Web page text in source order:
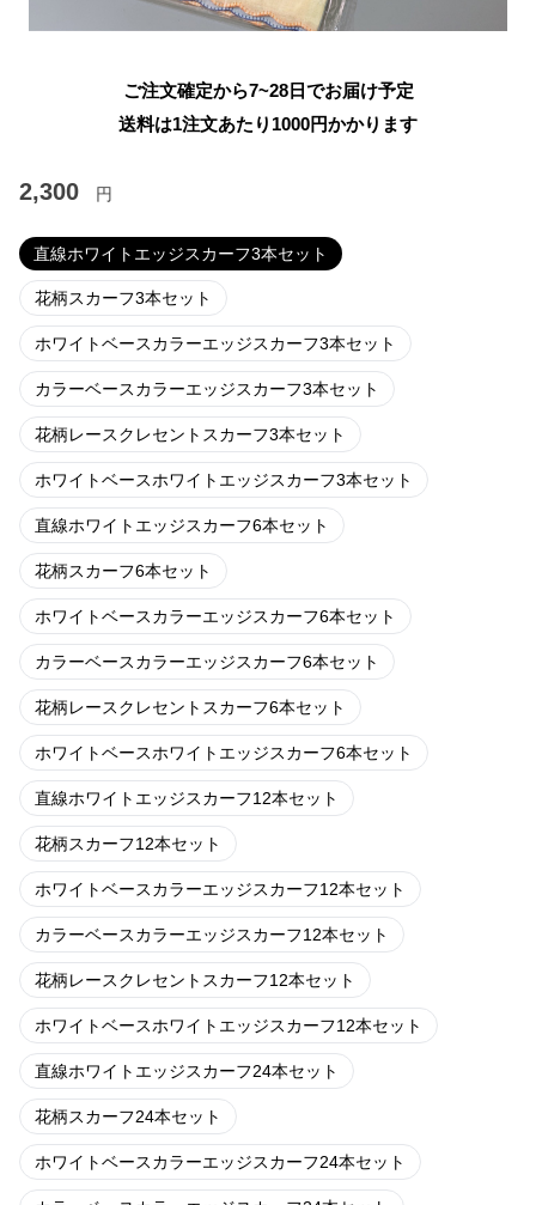
ご注文確定から7~28日でお届け予定
送料は1注文あたり 1000円かかります
2,300 円
直線ホワイトエッジスカーフ3本セット
花柄スカーフ3本セット
ホワイトベースカラーエッジスカーフ3本セット
カラーベースカラーエッジスカーフ3本セット
花柄レースクレセントスカーフ3本セット
ホワイトベースホワイトエッジスカーフ3本セット
直線ホワイトエッジスカーフ6本セット
花柄スカーフ6本セット
ホワイトベースカラーエッジスカーフ6本セット
カラーベースカラーエッジスカーフ6本セット
花柄レースクレセントスカーフ6本セット
ホワイトベースホワイトエッジスカーフ6本セット
直線ホワイトエッジスカーフ12本セット
花柄スカーフ12本セット
ホワイトベースカラーエッジスカーフ12本セット
カラーベースカラーエッジスカーフ12本セット
花柄レースクレセントスカーフ12本セット
ホワイトベースホワイトエッジスカーフ12本セット
直線ホワイトエッジスカーフ24本セット
花柄スカーフ24本セット
ホワイトベースカラーエッジスカーフ24本セット